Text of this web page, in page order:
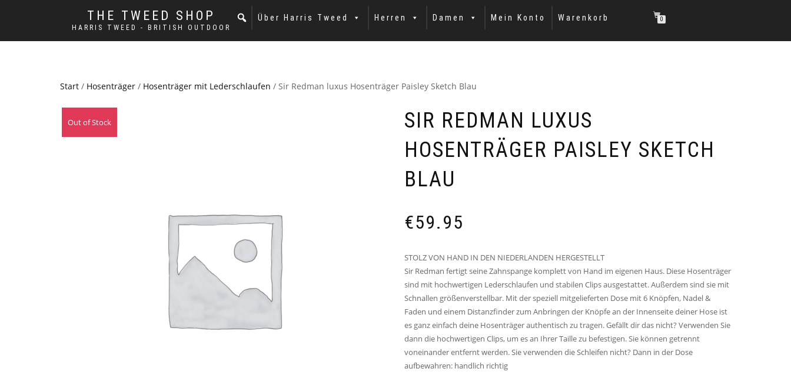
THE TWEED SHOP
HARRIS TWEED - BRITISH OUTDOOR
Über Harris Tweed Herren Damen Mein Konto Warenkorb 0
Start / Hosenträger / Hosenträger mit Lederschlaufen / Sir Redman luxus Hosenträger Paisley Sketch Blau
Out of Stock
SIR REDMAN LUXUS
HOSENTRÄGER PAISLEY SKETCH
BLAU
€59.95
STOLZ VON HAND IN DEN NIEDERLANDEN HERGESTELLT
Sir Redman fertigt seine Zahnspange komplett von Hand im eigenen Haus. Diese Hosenträger
sind mit hochwertigen Lederschlaufen und stabilen Clips ausgestattet. Außerdem sind sie mit
Schnallen größenverstellbar. Mit der speziell mitgelieferten Dose mit 6 Knöpfen, Nadel &
Faden und einem Distanzfinder zum Anbringen der Knöpfe an der Innenseite deiner Hose ist
es ganz einfach deine Hosenträger authentisch zu tragen. Gefällt dir das nicht? Verwenden Sie
dann die hochwertigen Clips, um es an Ihrer Taille zu befestigen. Sie können getrennt
voneinander entfernt werden. Sie verwenden die Schleifen nicht? Dann in der Dose
aufbewahren: handlich richtig